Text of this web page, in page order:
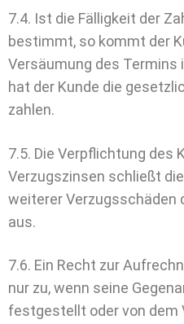
7.4. Ist die Fälligkeit der
bestimmt, so kommt der
Versäumung des Termins
hat der Kunde die
zahlen.
7.5. Die Verpflichtung des
Verzugszinsen schließt
weiterer Verzugsschäden
aus.
7.6. Ein Recht zur
nur zu, wenn seine
festgestellt oder von dem